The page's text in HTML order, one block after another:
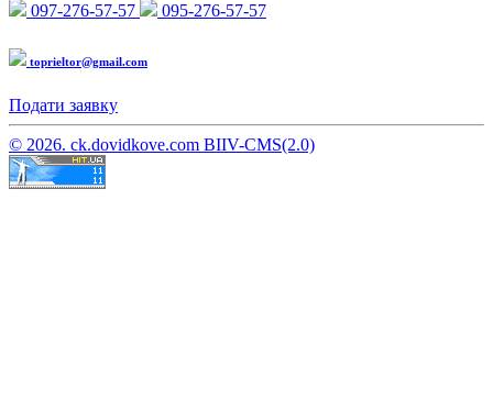
097-276-57-57
095-276-57-57
toprieltor@gmail.com
Подати заявку
© 2026. ck.dovidkove.com BIIV-CMS(2.0)